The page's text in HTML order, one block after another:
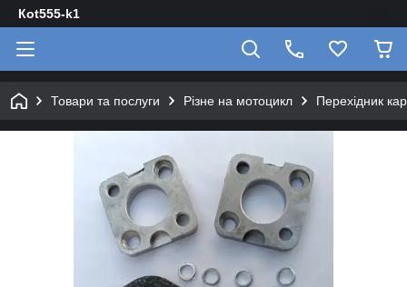
Кot555-k1
Товари та послуги Різне на мотоцикл Перехідник